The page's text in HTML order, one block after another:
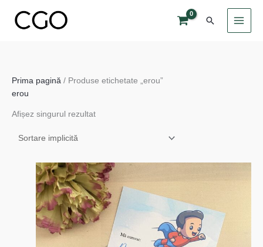
Search
Prima pagină / Produse etichetate „erou”
erou
Afișez singurul rezultat